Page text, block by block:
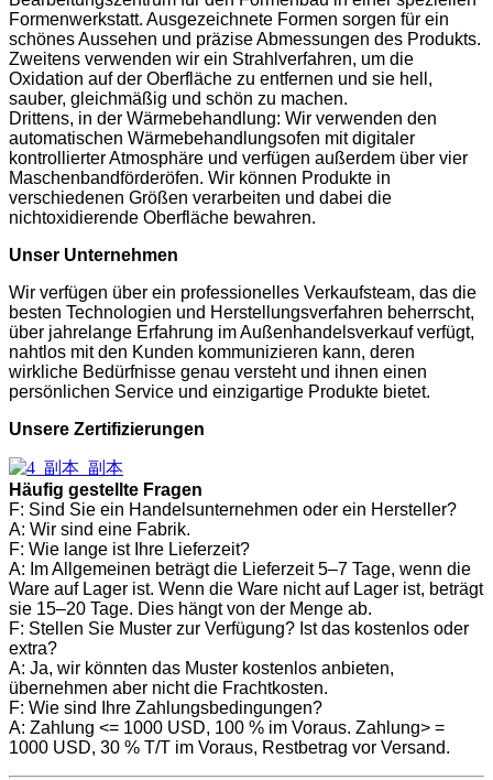
Formenwerkstatt. Ausgezeichnete Formen sorgen für ein
schönes Aussehen und präzise Abmessungen des Produkts.
Zweitens verwenden wir ein Strahlverfahren, um die
Oxidation auf der Oberfläche zu entfernen und sie hell,
sauber, gleichmäßig und schön zu machen.
Drittens, in der Wärmebehandlung: Wir verwenden den
automatischen Wärmebehandlungsofen mit digitaler
kontrollierter Atmosphäre und verfügen außerdem über vier
Maschenbandförderöfen. Wir können Produkte in
verschiedenen Größen verarbeiten und dabei die
nichtoxidierende Oberfläche bewahren.
Unser Unternehmen
Wir verfügen über ein professionelles Verkaufsteam, das die
besten Technologien und Herstellungsverfahren beherrscht,
über jahrelange Erfahrung im Außenhandelsverkauf verfügt,
nahtlos mit den Kunden kommunizieren kann, deren
wirkliche Bedürfnisse genau versteht und ihnen einen
persönlichen Service und einzigartige Produkte bietet.
Unsere Zertifizierungen
Häufig gestellte Fragen
F: Sind Sie ein Handelsunternehmen oder ein Hersteller?
A: Wir sind eine Fabrik.
F: Wie lange ist Ihre Lieferzeit?
A: Im Allgemeinen beträgt die Lieferzeit 5–7 Tage, wenn die
Ware auf Lager ist. Wenn die Ware nicht auf Lager ist, beträgt
sie 15–20 Tage. Dies hängt von der Menge ab.
F: Stellen Sie Muster zur Verfügung? Ist das kostenlos oder
extra?
A: Ja, wir könnten das Muster kostenlos anbieten,
übernehmen aber nicht die Frachtkosten.
F: Wie sind Ihre Zahlungsbedingungen?
A: Zahlung <= 1000 USD, 100 % im Voraus. Zahlung> =
1000 USD, 30 % T/T im Voraus, Restbetrag vor Versand.